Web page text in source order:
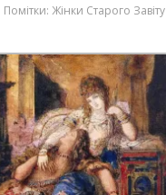
Помітки:Жінки Старого Завіту